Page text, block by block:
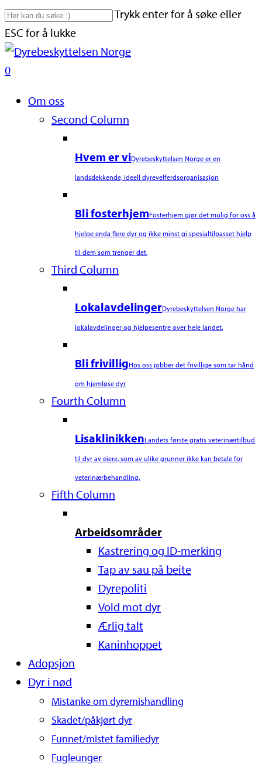
Skip
to
main
content
Trykk enter for å søke eller
ESC for å lukke
Close
Search
search
0
Om oss
Second Column
Hvem er viDyrebeskyttelsen Norge er en
landsdekkende, ideell dyrevelferdsorganisasjon
Bli fosterhjemFosterhjem gjør det mulig for oss å
hjelpe enda flere dyr og ikke minst gi spesialtilpasset hjelp
til dem som trenger det.
Third Column
LokalavdelingerDyrebeskyttelsen Norge har
lokalavdelinger og hjelpesentre over hele landet.
Bli frivilligHos oss jobber det frivillige som tar hånd
om hjemløse dyr
Fourth Column
LisaklinikkenLandets første gratis veterinærtilbud
til dyr av eiere, som av ulike grunner ikke kan betale for
veterinærbehandling.
Fifth Column
Arbeidsområder
Kastrering og ID-merking
Tap av sau på beite
Dyrepoliti
Vold mot dyr
Ærlig talt
Kaninhoppet
Adopsjon
Dyr i nød
Mistanke om dyremishandling
Skadet/påkjørt dyr
Funnet/mistet familiedyr
Fugleunger